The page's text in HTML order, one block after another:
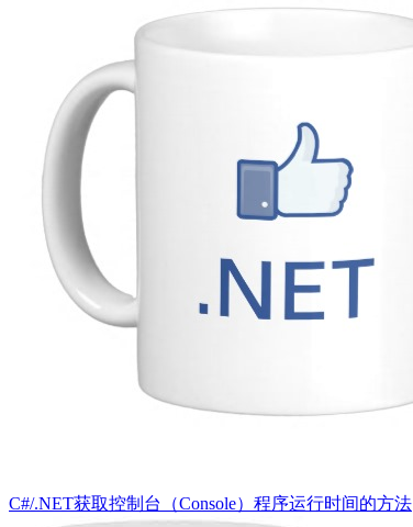
C#/.NET获取控制台（Console）程序运行时间的方法